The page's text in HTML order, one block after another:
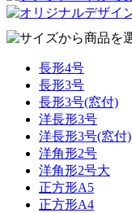
長形4号
長形3号
長形3号(窓付)
洋長形3号
洋長形3号(窓付)
洋角形2号
洋角形2号大
正方形A5
正方形A4